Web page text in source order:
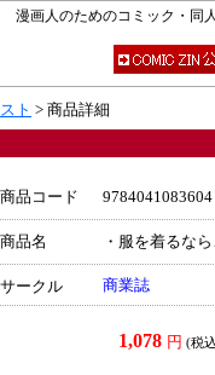
漫画人のためのコミック・同
ト > 商品詳細
商品コード 9784041083604
商品名 ・服を着るな
サークル 商業誌
1,078 円 (税